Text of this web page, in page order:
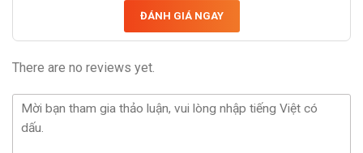
ĐÁNH GIÁ NGAY
There are no reviews yet.